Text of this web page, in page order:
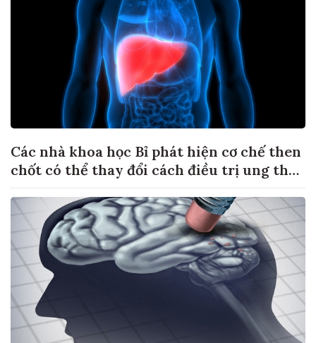
Các nhà khoa học Bỉ phát hiện cơ chế then
chốt có thể thay đổi cách điều trị ung thư